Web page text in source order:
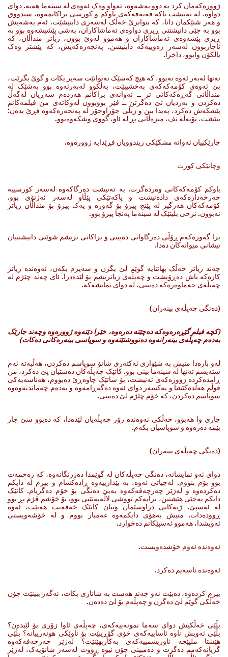
ژووره‌که‌مان کرد به‌ دوو به‌شه‌وه‌، ته‌واو وه‌ک ئه‌وه‌ی له‌ سینه‌ما هه‌یه‌. دوای
دواوه‌، له‌ ته‌نیشت تاکه‌ قه‌نه‌فه‌که‌ی باوکم‌ و کورسی براکانمه‌وه‌، سندووق
‌و هه‌ر شتێکمان دانا، که‌ بتوانرێ خه‌ڵک له‌سه‌ری دابنیشێت. ئه‌م به‌شه‌یش
بوو به‌ جێی دانیشتنی ڕیزی دواوه‌ی ته‌ماشاکاران، به‌شی پێشیشه‌وه‌ بوو به‌
ڕیزی پێشه‌وه‌ی ته‌ماشاکاران ‌و هه‌موو له‌وێ بوون، زیاتر منداڵان، که‌
ناچاربوون له‌سه‌ر زه‌وییه‌که‌ دابنیشن. په‌نجه‌ره‌که‌یش، که‌ پێشتر وه‌ک
بالکۆن وابوو، داخرا.
ته‌نها له‌به‌ر ئه‌وه‌ نه‌بوو، که‌ هیچ که‌سێک نه‌توانێت سه‌یر بکات ‌و گوێ بگرێت،
بێ ئه‌وه‌ی کۆمه‌که‌که‌ی به‌خشیبێت، به‌ڵکوو له‌به‌رئه‌وه‌ بوو به‌شێک له‌
منداڵانی گه‌ڕه‌که‌کانی تر ــ ئه‌وانه‌ی براکانم هه‌رده‌م شه‌ڕیان له‌گه‌ڵ
ده‌کردن‌ و به‌ردیان تێ ده‌گرتن ــ فێر بووبوون له‌وکاته‌ی من فیلمه‌کانم
پێشکه‌ش ده‌کرد، په‌یدا ببن و زبڵی جۆراوجۆر له‌ په‌نجه‌ره‌که‌وه‌ فڕێ بده‌ن:
بنێشت، تۆپه‌ڵه‌ تف، میزه‌ڵانی پڕ له‌ ئاو، گووی وشکه‌وه‌بوو.
جارێکییان ئه‌وانه‌ مشکێکی زیندوویان فڕێدایه‌ ژووره‌وه‌.
وچانێکی کورت
باوکم کۆمه‌که‌کانی وه‌رده‌گرت. به‌ ته‌نیشت ده‌رگاکه‌وه‌ له‌سه‌ر کورسییه‌
چه‌رخه‌داره‌که‌ی داده‌نیشت‌ و پاکه‌تێکی پێڵاو له‌سه‌ر ئه‌ژنۆی بوو.
کۆمه‌که‌کان هه‌رگیز له‌ پێنج پیزۆ بۆ گه‌وره‌ و یه‌ک پیزۆ بۆ منداڵان زیاتر
نه‌بوون. نرخی بلیتێک له‌ سینه‌ما په‌نجا پیزۆ بوو.
برا گه‌وره‌که‌م ڕۆڵی ده‌رگاوانی ده‌بینی ‌و براکانی تریشم شوێنی دانیشتنیان
نیشانی میوانه‌کان ده‌دا.
چه‌ند زیاتر خه‌ڵک بهاتنایه‌ گوێم لێ بگرن‌ و سه‌یرم بکه‌ن، ئه‌وه‌نده‌ زیاتر
کاره‌که‌ باش ده‌ڕۆیشت‌ و چەپڵەی زیاتریشم بۆ لێدەدرا. ئای چه‌ند چێژم له‌
چه‌پڵه‌ی جه‌ماوه‌ره‌که‌ ده‌بینی، له‌ دوای نمایشه‌که‌.
(دەنگی چەپڵەی بینەران)
(کچە فیلم گێڕەرەوەکە دەچێتە دەرەوە، خێرا دێتەوە ژوورەوە وچەند جارێک
بەدەم چەپڵەی بینەرانەوە دەنووشتێتەوە و سوپاسی بینەرەکانی دەکات)
له‌و باره‌دا منیش به‌ شێوازی ئه‌کته‌ری شانۆ سوپاسم ده‌کردن، هه‌ڵبه‌ته‌ ئه‌م
شته‌یشم ته‌نها له‌ سینه‌ما بینی بوو. کاتێک چه‌پڵه‌کان ده‌ستیان پێ ده‌کرد، من
ڕامده‌کرده‌ ژووره‌که‌ی ته‌نیشت، بۆ ساتێک چاوه‌ڕێ ده‌بووم‌، هه‌ناسه‌یه‌کی
قوڵم هه‌ڵده‌کێشا و یه‌کسه‌ر دوای ئه‌وه‌ ده‌گه‌ڕامه‌وه‌ و به‌ده‌م چه‌ماندنه‌وه‌وه‌
سوپاسم ده‌کردن، که‌ خۆم چێژم لێ ده‌بینی.
جاری وا هه‌بوو، خه‌ڵکی ئه‌وه‌نده‌ زۆر چه‌پڵه‌یان لێده‌دا، که‌ ده‌بوو سێ جار
بێمه‌ ده‌ره‌وه ‌و سوپاسیان بکه‌م.
(دەنگی چەپڵەی بینەران)
دوای ئه‌و نمایشانه‌، ده‌نگی چه‌پڵه‌کان له‌ گوێمدا ده‌زرنگانه‌‌وه‌، که‌ زه‌حمه‌ت
بوو بۆم بنووم. له‌جیاتی ئه‌وه‌، به‌ بێدارییەوە ڕاده‌کشام‌ و بیرم له‌ دایکم
ده‌کرده‌وه و له‌ژێر چه‌رچه‌فه‌که‌وه‌ به‌بێ ده‌نگی بۆ خۆم ده‌گریام. کاتێک
دایکم به‌جێی هێشتین، برایه‌کم تووشی لاڵه‌په‌تێیی بوو، بۆ خۆشم قژم پڕ بوو
له‌ ئه‌سپێ. ژنه‌کانی دراوسێمان وتیان کاتێک خه‌فه‌تت هه‌بێت، ئه‌وه‌
ڕووده‌دات. منیش به‌هۆی دایکمه‌وه‌ غه‌مبار بووم‌ و له‌ خۆشه‌ویستی
ئه‌ویشدا، هه‌موو ئه‌سپێکانم ده‌خوارد.
ئه‌وه‌نده‌ ئه‌وم خۆشده‌ویست.
ئه‌وه‌نده‌ تاسه‌یم ده‌کرد.
بیرم کرده‌وه‌، ده‌بێت ئه‌و چه‌ند هه‌ست به‌ شانازی بکات، ئه‌گه‌ر ببینێت چۆن
خه‌ڵکی گوێم لێ ده‌گرن ‌و چه‌پڵه‌م بۆ لێ ده‌ده‌ن.
بڵێی خه‌ڵکیش دوای سه‌ما نمونه‌ییه‌که‌ی، چه‌پڵه‌ی ئاوا زۆری بۆ لێبده‌ن؟
بڵێی ئه‌ویش ناوه‌ ئاساییه‌که‌ی خۆی گۆڕیبێت بۆ ناوێکی هونه‌رییانه‌؟ بڵێی
هێشتا ملپێچه‌ ئاوریشمییه‌که‌ی به‌کاربهێنێت؟ له‌ژێر چه‌رچه‌فه‌که‌وه‌
گریانه‌که‌مم ده‌گرت‌ و ده‌مبینی چۆن نیوه‌ ڕووت له‌سه‌ر شانۆیه‌ک، له‌ژێر‌